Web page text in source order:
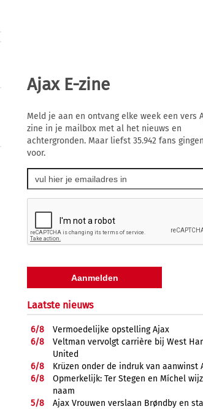
Ajax E-zine
Meld je aan en ontvang elke week een vers
zine in je mailbox met al het nieuws en
achtergronden. Maar liefst 35.942 fans
voor.
Laatste nieuws
6/8
Vermoedelijke opstelling Ajax
6/8
Veltman vervolgt carrière bij West
United
6/8
Krüzen onder de indruk van aanwinst
6/8
Opmerkelijk: Ter Stegen en Míchel
naam
5/8
Ajax Vrouwen verslaan Brøndby en